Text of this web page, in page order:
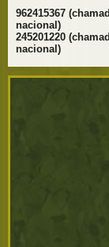
962415367
nacional)
245201220
nacional)